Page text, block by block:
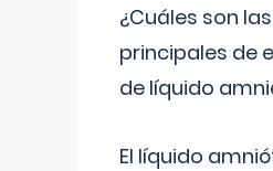
¿Cuáles son
principales de
de líquido
El líquido